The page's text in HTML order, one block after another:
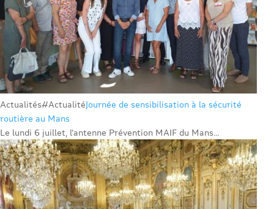
Actualités#ActualitéJournée de sensibilisation à la sécurité
routière au Mans
Le lundi 6 juillet, l’antenne Prévention MAIF du Mans...